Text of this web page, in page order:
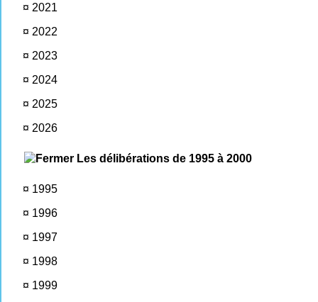
¤ 2021
¤ 2022
¤ 2023
¤ 2024
¤ 2025
¤ 2026
Les délibérations de 1995 à 2000
¤ 1995
¤ 1996
¤ 1997
¤ 1998
¤ 1999